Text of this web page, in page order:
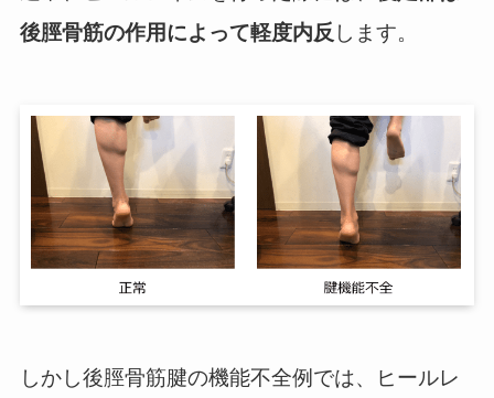
後脛骨筋の作用によって軽度内反 します。
しかし後脛骨筋腱の機能不全例では、ヒールレ